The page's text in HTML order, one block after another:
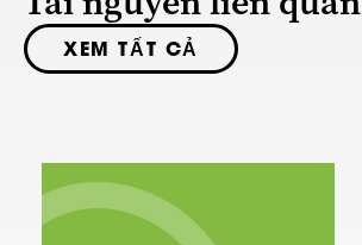
XEM TẤT CẢ